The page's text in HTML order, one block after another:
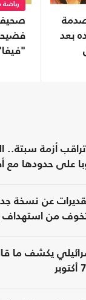
بعد
رياضة
تراقب أزمة
على حدودها مع
عن نسخة
متخوف من استهداف
يكشف ما